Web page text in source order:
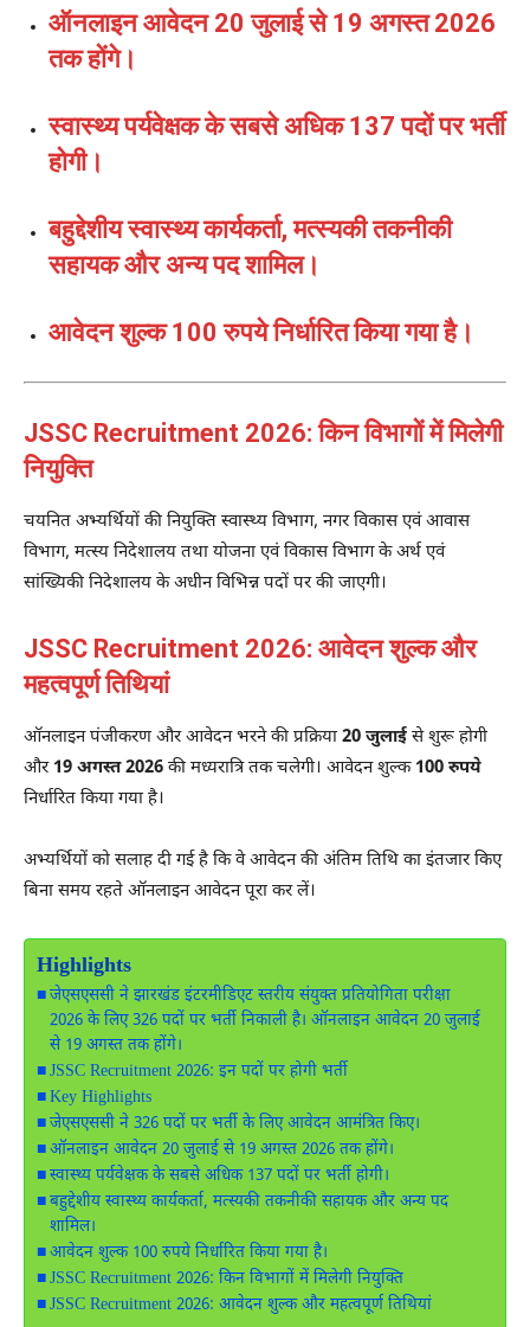
ऑनलाइन आवेदन 20 जुलाई से 19 अगस्त 2026
तक होंगे।
स्वास्थ्य पर्यवेक्षक के सबसे अधिक 137 पदों पर भर्ती
होगी।
बहुद्देशीय स्वास्थ्य कार्यकर्ता, मत्स्यकी तकनीकी
सहायक और अन्य पद शामिल।
आवेदन शुल्क 100 रुपये निर्धारित किया गया है।
JSSC Recruitment 2026: किन विभागों में मिलेगी
नियुक्ति
चयनित अभ्यर्थियों की नियुक्ति स्वास्थ्य विभाग, नगर विकास एवं आवास
विभाग, मत्स्य निदेशालय तथा योजना एवं विकास विभाग के अर्थ एवं
सांख्यिकी निदेशालय के अधीन विभिन्न पदों पर की जाएगी।
JSSC Recruitment 2026: आवेदन शुल्क और
महत्वपूर्ण तिथियां
ऑनलाइन पंजीकरण और आवेदन भरने की प्रक्रिया 20 जुलाई से शुरू होगी
और19 अगस्त 2026 की मध्यरात्रि तक चलेगी। आवेदन शुल्क100 रुपये
निर्धारित किया गया है।
अभ्यर्थियों को सलाह दी गई है कि वे आवेदन की अंतिम तिथि का इंतजार किए
बिना समय रहते ऑनलाइन आवेदन पूरा कर लें।
Highlights
जेएसएससी ने झारखंड इंटरमीडिएट स्तरीय संयुक्त प्रतियोगिता परीक्षा
2026 के लिए 326 पदों पर भर्ती निकाली है। ऑनलाइन आवेदन 20 जुलाई
से 19 अगस्त तक होंगे।
JSSC Recruitment 2026: इन पदों पर होगी भर्ती
Key Highlights
जेएसएससी ने 326 पदों पर भर्ती के लिए आवेदन आमंत्रित किए।
ऑनलाइन आवेदन 20 जुलाई से 19 अगस्त 2026 तक होंगे।
स्वास्थ्य पर्यवेक्षक के सबसे अधिक 137 पदों पर भर्ती होगी।
बहुद्देशीय स्वास्थ्य कार्यकर्ता, मत्स्यकी तकनीकी सहायक और अन्य पद
शामिल।
आवेदन शुल्क 100 रुपये निर्धारित किया गया है।
JSSC Recruitment 2026: किन विभागों में मिलेगी नियुक्ति
JSSC Recruitment 2026: आवेदन शुल्क और महत्वपूर्ण तिथियां